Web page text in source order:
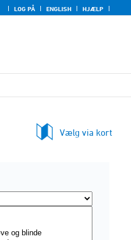
LOG PÅ ENGLISH HJÆLP
Vælg via kort